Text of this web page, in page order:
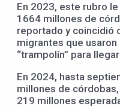
En 2023, este rubro
1664 millones de
reportado y coincidió
migrantes que usaron
“trampolín” para
En 2024, hasta
millones de
219 millones